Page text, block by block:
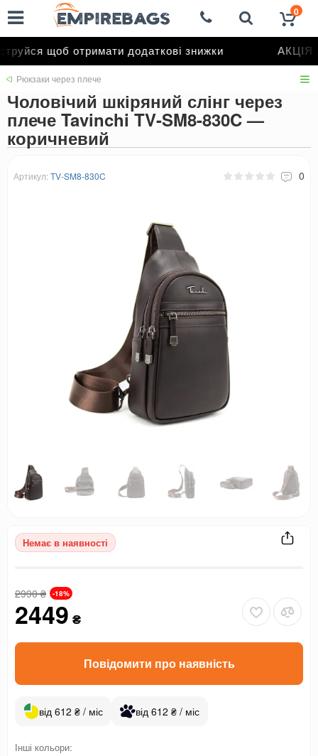
щоб отримати додаткові знижки АКЦІЯ
0
Рюкзаки через плече
Чоловічий шкіряний слінг через
плече Tavinchi TV-SM8-830C —
коричневий
Артикул: TV-SM8-830C 0
Немає в наявності
2990₴ -18%
2449 ₴
Повідомити про наявність
від 612 ₴ / міс від 612 ₴ / міс
Інші кольори: